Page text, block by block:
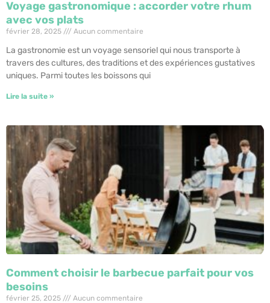
Voyage gastronomique : accorder votre rhum
avec vos plats
février 28, 2025 Aucun commentaire
La gastronomie est un voyage sensoriel qui nous transporte à
travers des cultures, des traditions et des expériences gustatives
uniques. Parmi toutes les boissons qui
Lire la suite »
Comment choisir le barbecue parfait pour vos
besoins
février 25, 2025 Aucun commentaire